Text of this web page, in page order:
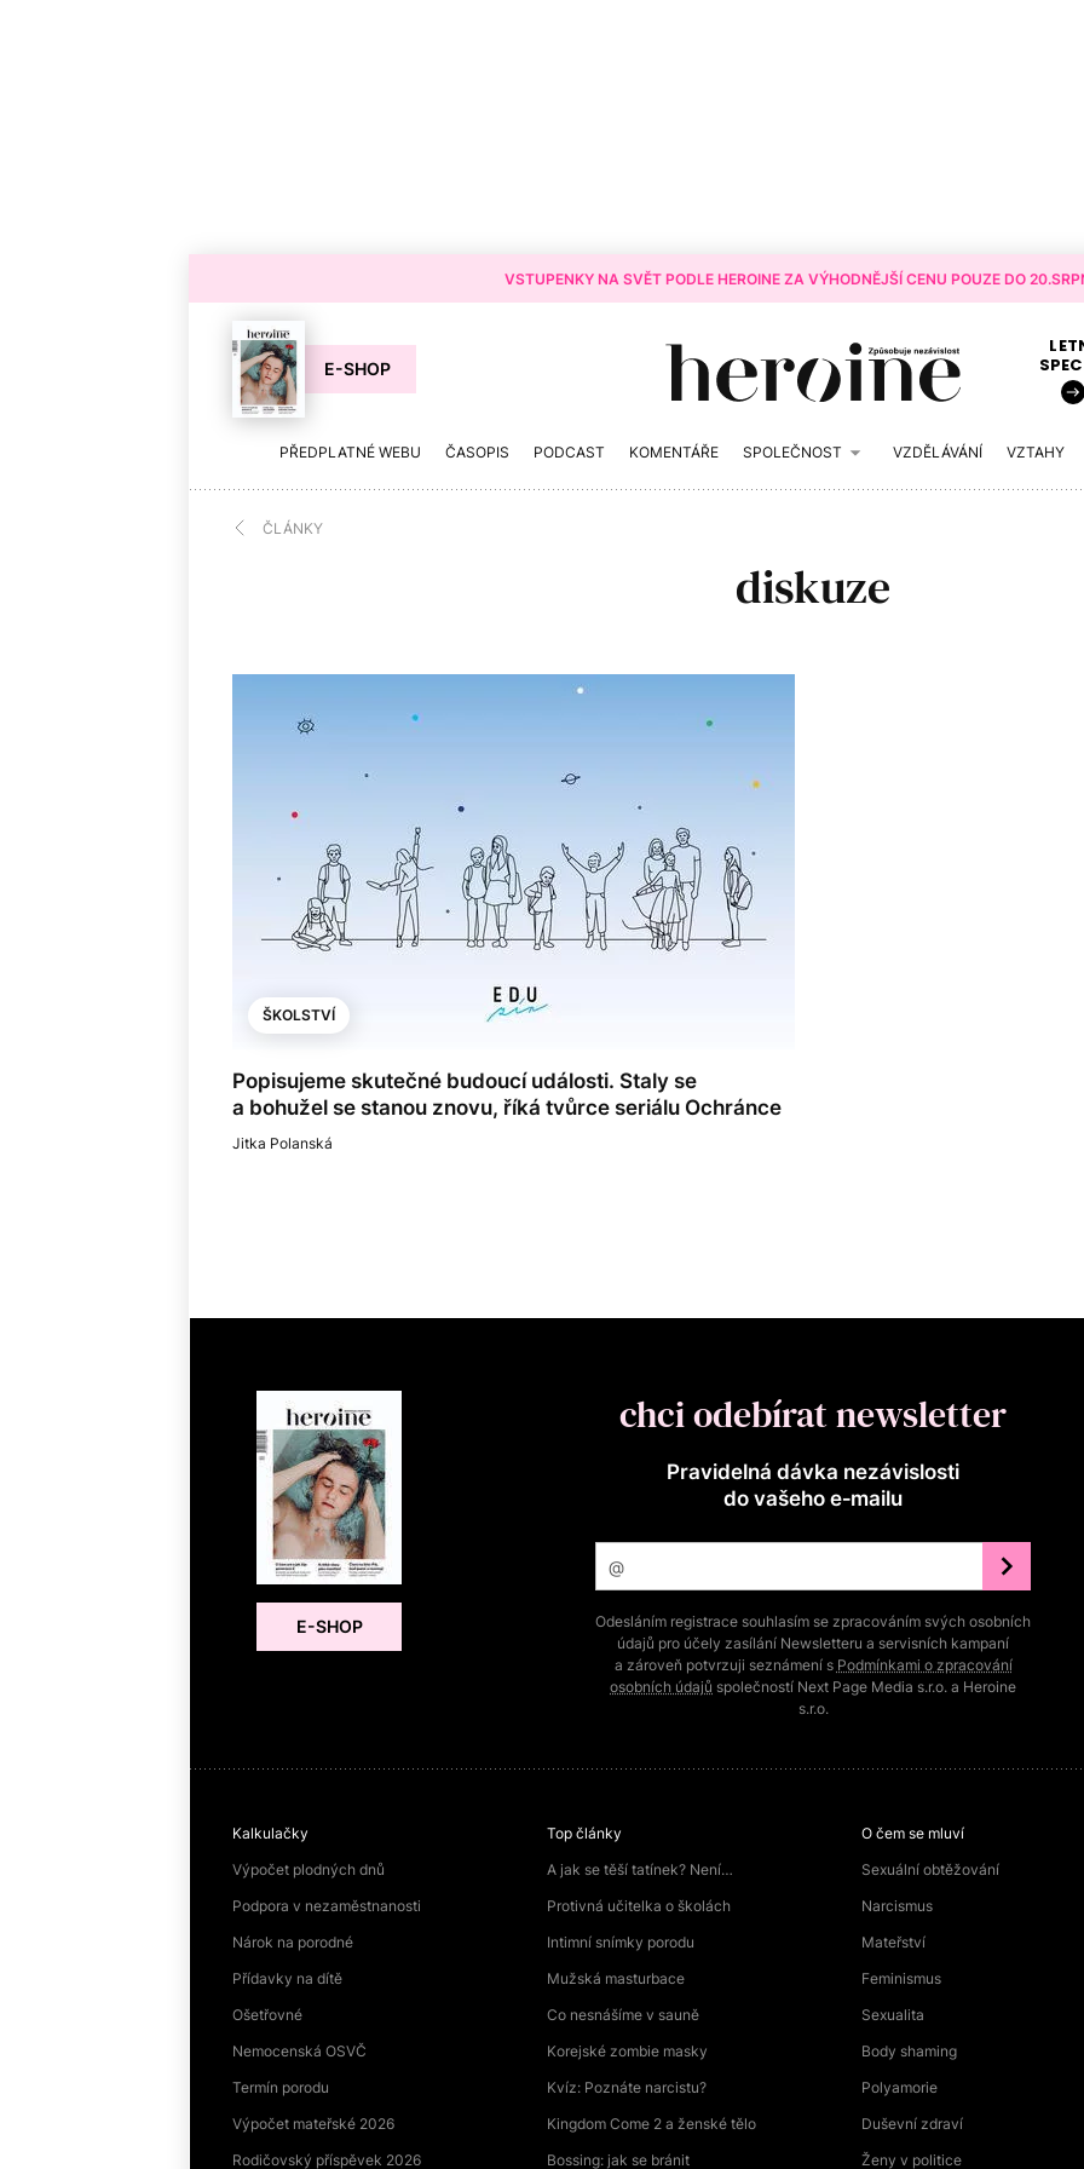
VSTUPENKY NA SVĚT PODLE HEROINE ZA VÝHODNĚJŠÍ CENU POUZE DO
E-SHOP
PŘEDPLATNÉ WEBU ČASOPIS PODCAST KOMENTÁŘE SPOLEČNOST VZDĚLÁVÁNÍ VZTAHY
ČLÁNKY
diskuze
ŠKOLSTVÍ
Popisujeme skutečné budoucí události. Staly se
a bohužel se stanou znovu, říká tvůrce seriálu Ochránce
Jitka Polanská
E-SHOP
chci odebírat newsletter
Pravidelná dávka nezávislosti
do vašeho e‑mailu
Odesláním registrace souhlasím se zpracováním svých osobních
údajů pro účely zasílání Newsletteru a servisních kampaní
a zároveň potvrzuji seznámení s Podmínkami o zpracování
osobních údajů společností Next Page Media s.r.o. a Heroine
s.r.o.
Kalkulačky
Výpočet plodných dnů
Podpora v nezaměstnanosti
Nárok na porodné
Přídavky na dítě
Ošetřovné
Nemocenská OSVČ
Termín porodu
Výpočet mateřské 2026
Rodičovský příspěvek 2026
Top články
A jak se těší tatínek? Není…
Protivná učitelka o školách
Intimní snímky porodu
Mužská masturbace
Co nesnášíme v sauně
Korejské zombie masky
Kvíz: Poznáte narcistu?
Kingdom Come 2 a ženské tělo
Bossing: jak se bránit
O čem se mluví
Sexuální obtěžování
Narcismus
Mateřství
Feminismus
Sexualita
Body shaming
Polyamorie
Duševní zdraví
Ženy v politice